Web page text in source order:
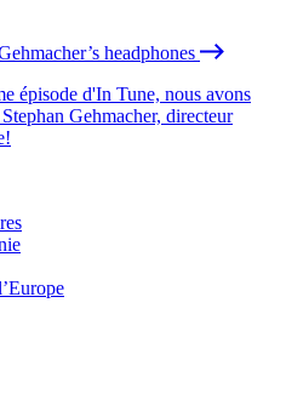
headphones
épisode d'In Tune, nous avons
Gehmacher, directeur